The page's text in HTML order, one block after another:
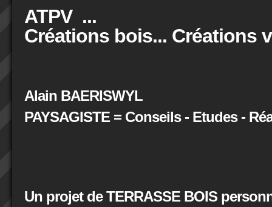
ATPV ...
Créations bois... Créations
Alain BAERISWYL
PAYSAGISTE = Conseils - Etudes -
Un projet de TERRASSE BOIS